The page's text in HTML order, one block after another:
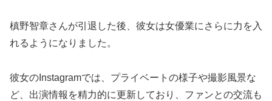
槙野智章さんが引退した後、彼女は女優業にさらに力を入
れるようになりました。
彼女のInstagramでは、プライベートの様子や撮影風景な
ど、出演情報を精力的に更新しており、ファンとの交流も